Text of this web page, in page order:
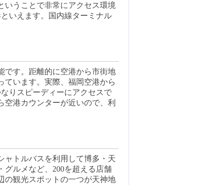
いうことで非常にアクセス環境
いえます。国内線ターミナル
です。距離的に空港から市街地
ています。実際、福岡空港から
りスピーディーにアクセスで
港カウンターが近いので、利
ャトルバスを利用して博多・天
グルメなど、200を超える店舗
の観光スポットの一つが天神地